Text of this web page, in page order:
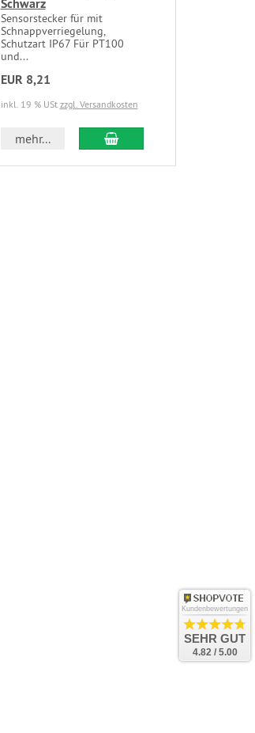
Schwarz
Sensorstecker für mit
Schnappverriegelung,
Schutzart IP67 Für PT100
und...
EUR 8,21
inkl. 19 % USt zzgl. Versandkosten
mehr... In den Warenkorb
Kundenbewertungen
SEHR GUT
4.82 / 5.00